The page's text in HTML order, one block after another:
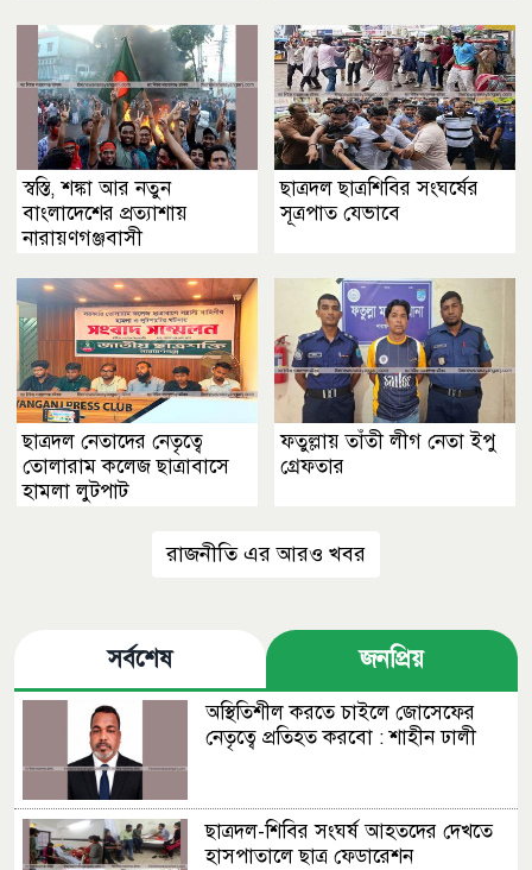
স্বস্তি, শঙ্কা আর নতুন
বাংলাদেশের প্রত্যাশায়
নারায়ণগঞ্জবাসী
ছাত্রদল ছাত্রশিবির সংঘর্ষের
সূত্রপাত যেভাবে
ছাত্রদল নেতাদের নেতৃত্বে
তোলারাম কলেজ ছাত্রাবাসে
হামলা লুটপাট
ফতুল্লায় তাঁতী লীগ নেতা ইপু
গ্রেফতার
রাজনীতি এর আরও খবর
সর্বশেষ জনপ্রিয়
অস্থিতিশীল করতে চাইলে জোসেফের
নেতৃত্বে প্রতিহত করবো : শাহীন ঢালী
ছাত্রদল-শিবির সংঘর্ষ আহতদের দেখতে
হাসপাতালে ছাত্র ফেডারেশন